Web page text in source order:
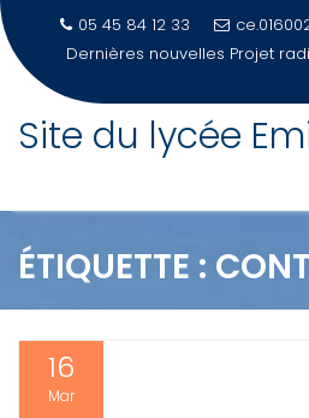
Skip
05 45 84 12 33
Dernières nouvelles Projet
Site du lycée
ÉTIQUETTE :
16
Mar